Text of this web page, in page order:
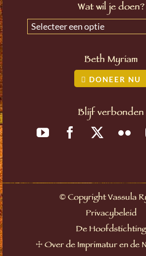
Wat wil je doen?
Selecteer een optie
Beth Myriam
DONEER NU
Blijf verbonden
©Copyright Vassula
Privacybeleid
De Hoofdstichting
☩ Over de Imprimatur en de